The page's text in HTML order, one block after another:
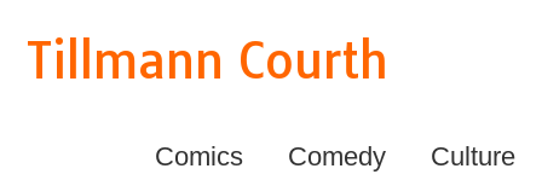
Tillmann Courth
Comics Comedy Culture